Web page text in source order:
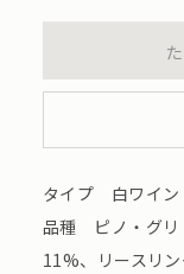
タイプ 白ワイン
品種 ピノ・グリ
11%、リースリ